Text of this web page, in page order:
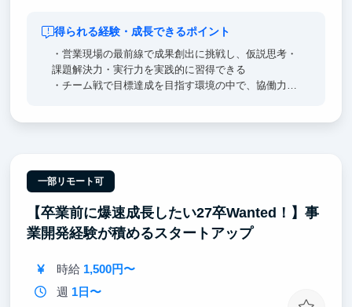
得られる経験・成長できるポイント
・営業現場の最前線で成果創出に挑戦し、仮説思考・
課題解決力・実行力を実践的に習得できる
・チーム戦で目標達成を目指す環境の中で、協働力や
一部リモート可
【卒業前に爆速成長したい27卒Wanted！】事
業開発経験が積めるスタートアップ
時給 1,500円〜
週 1日〜